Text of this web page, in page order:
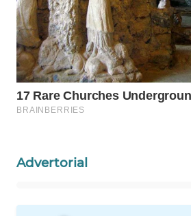
Advertorial
WAHANA
KONSUMEN
WAHANA
LISTRIK